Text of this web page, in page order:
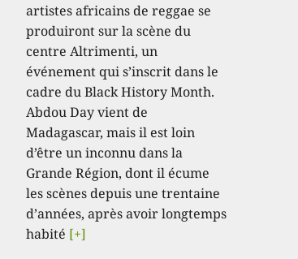
artistes africains de reggae se
produiront sur la scène du
centre Altrimenti, un
événement qui s’inscrit dans le
cadre du Black History Month.
Abdou Day vient de
Madagascar, mais il est loin
d’être un inconnu dans la
Grande Région, dont il écume
les scènes depuis une trentaine
d’années, après avoir longtemps
habité [+]